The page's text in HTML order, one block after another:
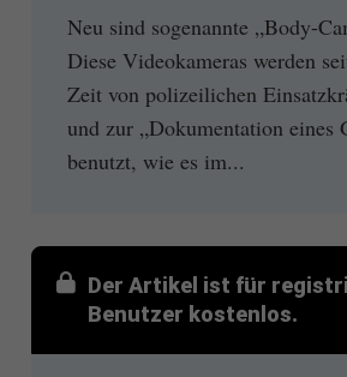
Neu sind sogenannte „Body-
Diese Videokameras werden
Zeit von polizeilichen
und zur „Dokumentation eines
benutzt, wie es im...
Der Artikel ist für
Benutzer kostenlos.